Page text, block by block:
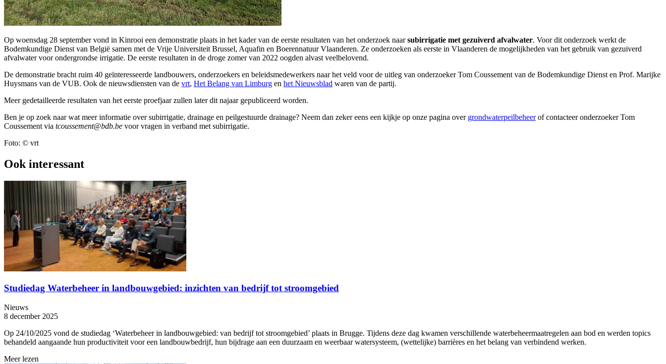
Op woensdag 28 september vond in Kinrooi een demonstratie plaats in het kader van de eerste resultaten van het onderzoek naarsubirrigatie met gezuiverd afvalwater. Voor dit onderzoek werkt de
Bodemkundige Dienst van België samen met de Vrije Universiteit Brussel, Aquafin en Boerennatuur Vlaanderen. Ze onderzoeken als eerste in Vlaanderen de mogelijkheden van het gebruik van gezuiverd
afvalwater voor ondergrondse irrigatie. De eerste resultaten in de droge zomer van 2022 oogden alvast veelbelovend.
De demonstratie bracht ruim 40 geïnteresseerde landbouwers, onderzoekers en beleidsmedewerkers naar het veld voor de uitleg van onderzoeker Tom Coussement van de Bodemkundige Dienst en Prof. Marijke
Huysmans van de VUB. Ook de nieuwsdiensten van de vrt, Het Belang van Limburg en het Nieuwsblad waren van de partij.
Meer gedetailleerde resultaten van het eerste proefjaar zullen later dit najaar gepubliceerd worden.
Ben je op zoek naar wat meer informatie over subirrigatie, drainage en peilgestuurde drainage? Neem dan zeker eens een kijkje op onze pagina over grondwaterpeilbeheerof contacteer onderzoeker Tom
Coussement via tcoussement@bdb.be voor vragen in verband met subirrigatie.
Foto: © vrt
Ook interessant
Studiedag Waterbeheer in landbouwgebied: inzichten van bedrijf tot stroomgebied
Nieuws
8 december 2025
Op 24/10/2025 vond de studiedag ‘Waterbeheer in landbouwgebied: van bedrijf tot stroomgebied’ plaats in Brugge. Tijdens deze dag kwamen verschillende waterbeheermaatregelen aan bod en werden topics
behandeld aangaande hun productiviteit voor een landbouwbedrijf, hun bijdrage aan een duurzaam en weerbaar watersysteem, (wettelijke) barrières en het belang van verbindend werken.
Meer lezen